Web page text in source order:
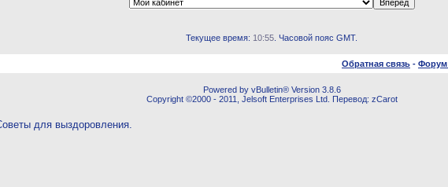
Текущее время: 10:55 . Часовой пояс GMT.
Обратная связь - Форум
Powered by vBulletin® Version 3.8.6
Copyright ©2000 - 2011, Jelsoft Enterprises Ltd. Перевод: zCarot
для выздоровления.